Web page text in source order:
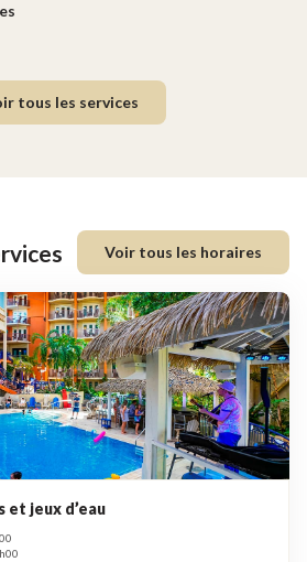
tous les services
Voir tous les horaires
et jeux d’eau